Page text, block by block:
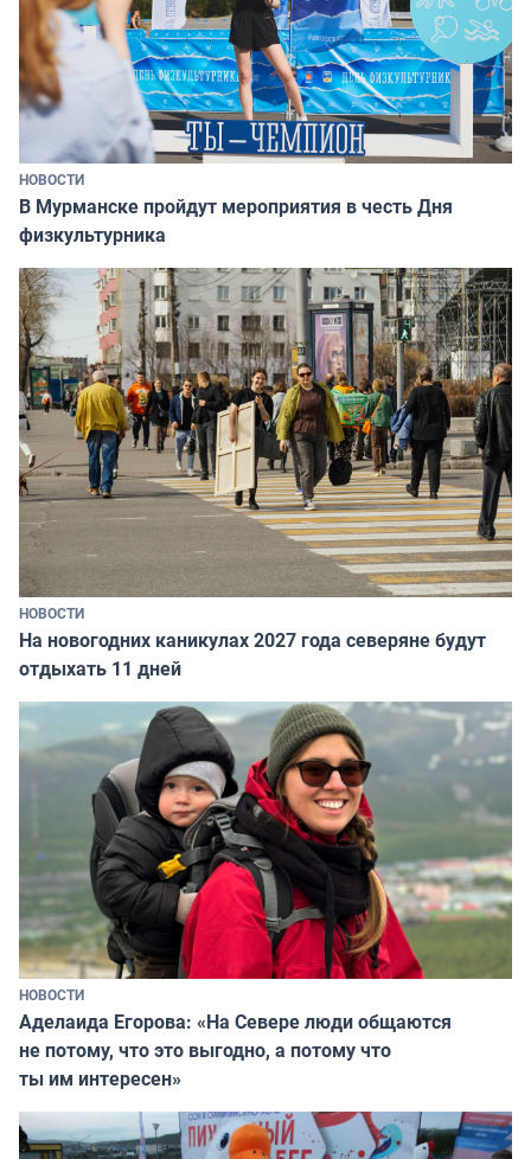
НОВОСТИ
В Мурманске пройдут мероприятия в честь Дня
физкультурника
НОВОСТИ
На новогодних каникулах 2027 года северяне будут
отдыхать 11 дней
НОВОСТИ
Аделаида Егорова: «На Севере люди общаются
не потому, что это выгодно, а потому что
ты им интересен»